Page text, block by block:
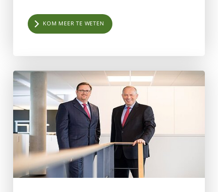
KOM MEER TE WETEN